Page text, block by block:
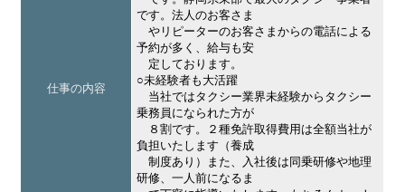
仕事の内容
です。法人のお客さま
やリピーターのお客さまからの電話による
予約が多く、給与も安
定しております。
○未経験者も大活躍
当社ではタクシー業界未経験からタクシー
乗務員になられた方が
８割です。２種免許取得費用は全額当社が
負担いたします（養成
制度あり）また、入社後は同乗研修や地理
研修、一人前になるま